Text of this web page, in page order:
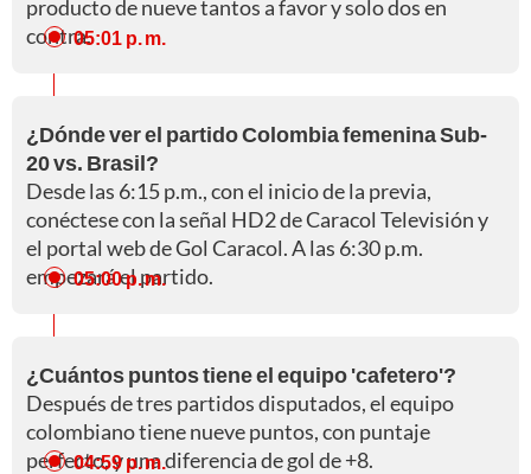
producto de nueve tantos a favor y solo dos en
contra.05:01 p. m.
¿Dónde ver el partido Colombia femenina Sub-
20 vs. Brasil?
Desde las 6:15 p.m., con el inicio de la previa,
conéctese con la señal HD2 de Caracol Televisión y
el portal web de Gol Caracol. A las 6:30 p.m.
empezará el partido.
05:00 p. m.
¿Cuántos puntos tiene el equipo 'cafetero'?
Después de tres partidos disputados, el equipo
colombiano tiene nueve puntos, con puntaje
perfecto, y una diferencia de gol de +8.
04:59 p. m.